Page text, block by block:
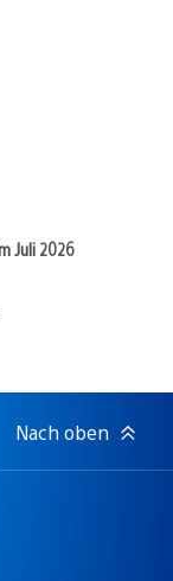
Juli 2026
Nach oben